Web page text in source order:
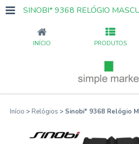
INÍCIO PRODUTOS
Início > Relógios > Sinobi* 9368 Relógio